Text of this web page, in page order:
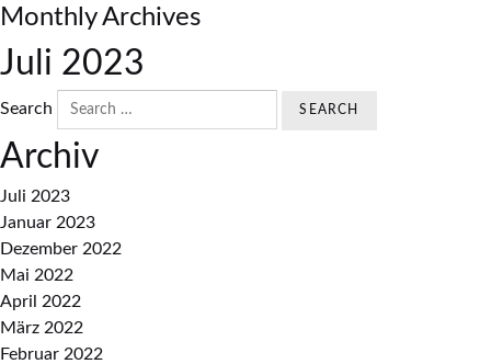
Monthly Archives
Juli 2023
Search
Archiv
Juli 2023
Januar 2023
Dezember 2022
Mai 2022
April 2022
März 2022
Februar 2022